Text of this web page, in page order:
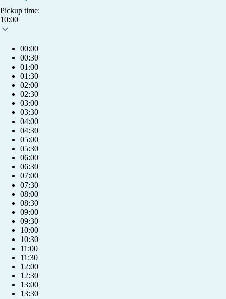
info@humlet.com
Pickup time:
10:00
00:00
00:30
01:00
01:30
02:00
02:30
03:00
03:30
04:00
04:30
05:00
05:30
06:00
06:30
07:00
07:30
08:00
08:30
09:00
09:30
10:00
10:30
11:00
11:30
12:00
12:30
13:00
13:30